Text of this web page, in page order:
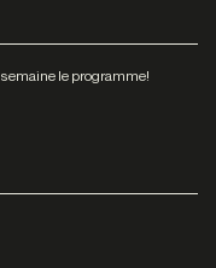
le programme!